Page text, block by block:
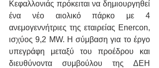
Κεφαλλονιάς πρόκειται να δημιουργηθεί
ένα νέο αιολικό πάρκο με 4
ανεμογεννήτριες της εταιρείας Enercon,
ισχύος 9,2 MW. Η σύμβαση για το έργο
υπεγράφη μεταξύ του προέδρου και
διευθύνοντα συμβούλου της ΔΕΗ